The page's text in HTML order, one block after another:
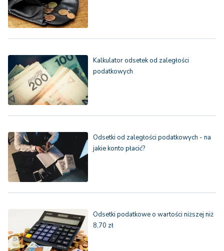
Kalkulator odsetek od zaległości
podatkowych
Odsetki od zaległości podatkowych - na
jakie konto płacić?
Odsetki podatkowe o wartości niższej niż
8,70 zł